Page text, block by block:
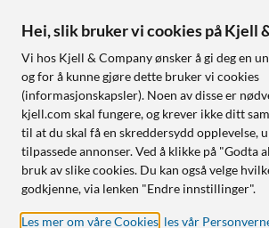
Hei, slik bruker vi cookies på Kjell
Vi hos Kjell & Company ønsker å gi deg en
og for å kunne gjøre dette bruker vi cookies
(informasjonskapsler). Noen av disse er
kjell.com skal fungere, og krever ikke ditt
til at du skal få en skreddersydd opplevelse,
tilpassede annonser. Ved å klikke på "Godta
bruk av slike cookies. Du kan også velge
godkjenne, via lenken "Endre innstillinger".
Les mer om våre Cookies les vår